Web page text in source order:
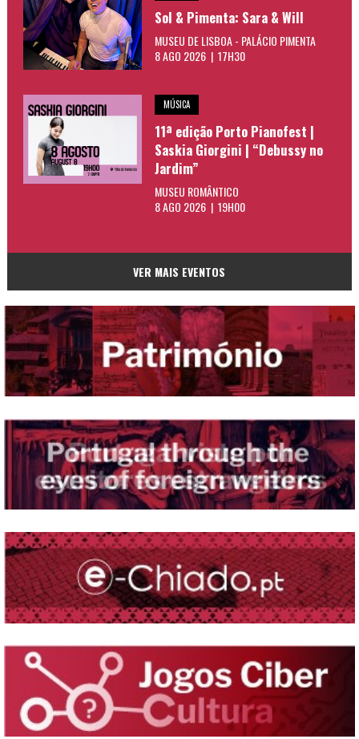
Sol & Pimenta: Sara & Will
MUSEU DE LISBOA - PALÁCIO PIMENTA
8 AGO 2026 | 17H30
MÚSICA
11ª edição Porto Pianofest |
Saskia Giorgini | “Debussy no
Jardim”
MUSEU ROMÂNTICO
8 AGO 2026 | 19H00
VER MAIS EVENTOS